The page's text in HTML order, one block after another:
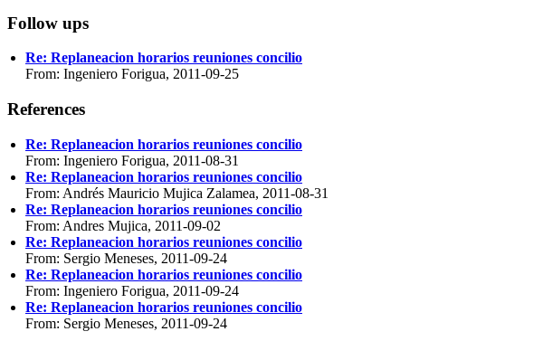
Follow ups
Re: Replaneacion horarios reuniones concilio
From: Ingeniero Forigua, 2011-09-25
References
Re: Replaneacion horarios reuniones concilio
From: Ingeniero Forigua, 2011-08-31
Re: Replaneacion horarios reuniones concilio
From: Andrés Mauricio Mujica Zalamea, 2011-08-31
Re: Replaneacion horarios reuniones concilio
From: Andres Mujica, 2011-09-02
Re: Replaneacion horarios reuniones concilio
From: Sergio Meneses, 2011-09-24
Re: Replaneacion horarios reuniones concilio
From: Ingeniero Forigua, 2011-09-24
Re: Replaneacion horarios reuniones concilio
From: Sergio Meneses, 2011-09-24